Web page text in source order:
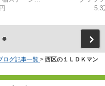
5.3
ログ記事一覧 > 西区の１ＬＤＫマン